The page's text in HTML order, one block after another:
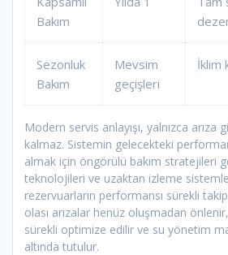
Bakım
Sezonluk
Bakım
Mevsim
geçişleri
İklim
Modern servis anlayışı, yalnızca arıza
kalmaz. Sistemin gelecekteki
almak için öngörülü bakım stratejileri
teknolojileri ve uzaktan izleme
rezervuarların performansı sürekli
olası arızalar henüz oluşmadan
sürekli optimize edilir ve su yönetim
altında tutulur.